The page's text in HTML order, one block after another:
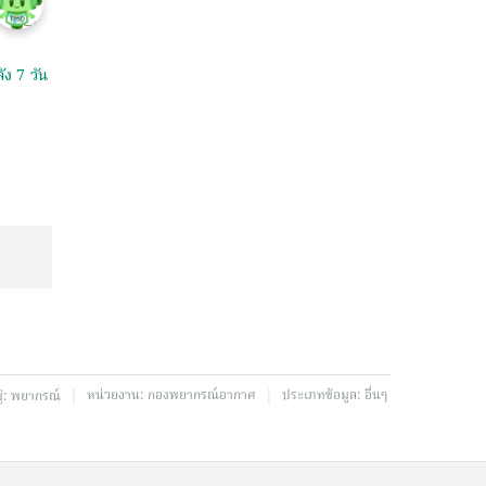
7 วัน
พยากรณ์ หน่วยงาน: กองพยากรณ์อากาศ ประเภทข้อมูล: อื่นๆ